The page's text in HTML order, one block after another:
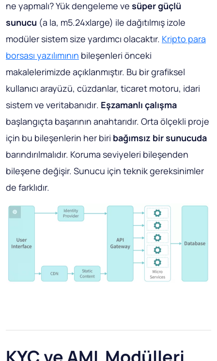
ne yapmalı? Yük dengeleme ve süper güçlü
sunucu (a la, m5.24xlarge) ile dağıtılmış izole
modüler sistem size yardımcı olacaktır. Kripto para
borsası yazılımının bileşenleri önceki
makalelerimizde açıklanmıştır. Bu bir grafiksel
kullanıcı arayüzü, cüzdanlar, ticaret motoru, idari
sistem ve veritabanıdır. Eşzamanlı çalışma
başlangıçta başarının anahtarıdır. Orta ölçekli proje
için bu bileşenlerin her biri bağımsız bir sunucuda
barındırılmalıdır. Koruma seviyeleri bileşenden
bileşene değişir. Sunucu için teknik gereksinimler
de farklıdır.